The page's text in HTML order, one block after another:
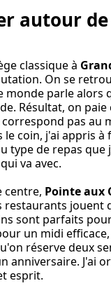
autour
classique à
On se
monde parle alors
Résultat, on
pas au
coin, j'ai appris à
type de repas que
va avec.
centre, Pointe aux
restaurants jouent
sont parfaits
un midi
réserve deux
anniversaire. J'ai
esprit.